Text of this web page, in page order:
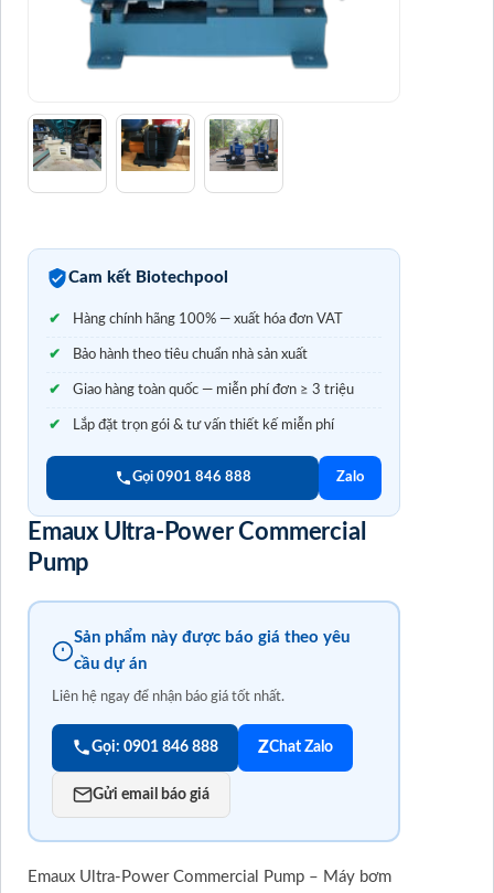
Cam kết Biotechpool
Hàng chính hãng 100% — xuất hóa đơn VAT
Bảo hành theo tiêu chuẩn nhà sản xuất
Giao hàng toàn quốc — miễn phí đơn ≥ 3 triệu
Lắp đặt trọn gói & tư vấn thiết kế miễn phí
Gọi 0901 846 888 Zalo
Emaux Ultra-Power Commercial
Pump
Sản phẩm này được báo giá theo yêu
cầu dự án
Liên hệ ngay để nhận báo giá tốt nhất.
Gọi: 0901 846 888 ZChat Zalo
Gửi email báo giá
Emaux Ultra-Power Commercial Pump – Máy bơm